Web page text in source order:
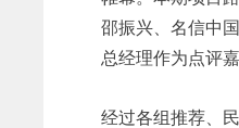
邵振兴、名信中
总经理作为点评嘉
经过各组推荐、